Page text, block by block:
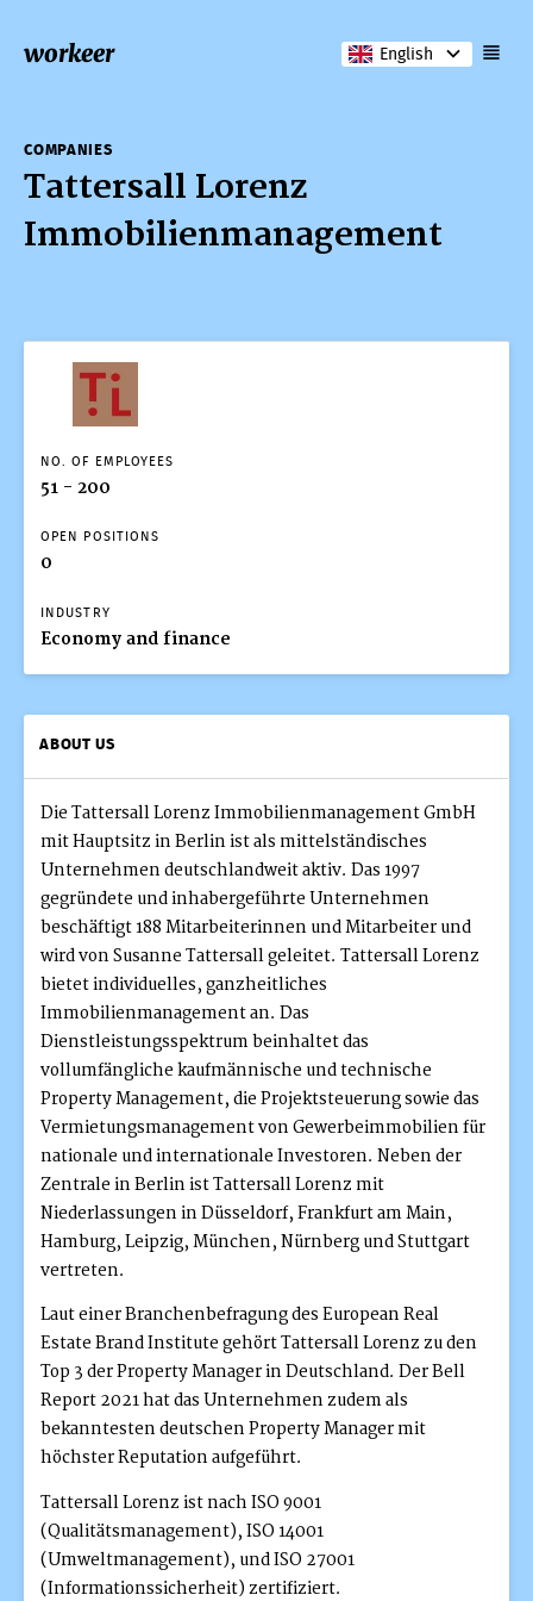
workeer English
COMPANIES
Tattersall Lorenz
Immobilienmanagement
Tattersall Lorenz
NO. OF EMPLOYEES
51 - 200
OPEN POSITIONS
0
INDUSTRY
Economy and finance
ABOUT US
Die Tattersall Lorenz Immobilienmanagement GmbH
mit Hauptsitz in Berlin ist als mittelständisches
Unternehmen deutschlandweit aktiv. Das 1997
gegründete und inhabergeführte Unternehmen
beschäftigt 188 Mitarbeiterinnen und Mitarbeiter und
wird von Susanne Tattersall geleitet. Tattersall Lorenz
bietet individuelles, ganzheitliches
Immobilienmanagement an. Das
Dienstleistungsspektrum beinhaltet das
vollumfängliche kaufmännische und technische
Property Management, die Projektsteuerung sowie das
Vermietungsmanagement von Gewerbeimmobilien für
nationale und internationale Investoren. Neben der
Zentrale in Berlin ist Tattersall Lorenz mit
Niederlassungen in Düsseldorf, Frankfurt am Main,
Hamburg, Leipzig, München, Nürnberg und Stuttgart
vertreten.
Laut einer Branchenbefragung des European Real
Estate Brand Institute gehört Tattersall Lorenz zu den
Top 3 der Property Manager in Deutschland. Der Bell
Report 2021 hat das Unternehmen zudem als
bekanntesten deutschen Property Manager mit
höchster Reputation aufgeführt.
Tattersall Lorenz ist nach ISO 9001
(Qualitätsmanagement), ISO 14001
(Umweltmanagement), und ISO 27001
(Informationssicherheit) zertifiziert.